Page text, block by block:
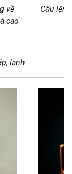
về
cao
Câu
lạnh